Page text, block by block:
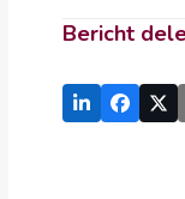
Bericht